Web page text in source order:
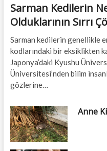
Sarman Kedilerin
Olduklarının Sırrı
Sarman kedilerin genellikle
kodlarındaki bir eksiklikten
Japonya’daki Kyushu
Üniversitesi’nden bilim
gözlerine…
Anne